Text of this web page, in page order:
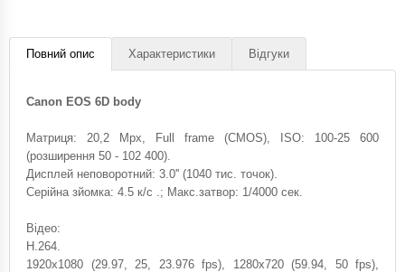
Повний опис Характеристики Відгуки
Canon EOS 6D body
Матриця: 20,2 Mpx, Full frame (CMOS), ISO: 100-25 600
(розширення 50 - 102 400).
Дисплей неповоротний: 3.0'' (1040 тис. точок).
Серійна зйомка: 4.5 к/с .; Макс.затвор: 1/4000 сек.
Відео:
H.264.
1920x1080 (29.97, 25, 23.976 fps), 1280x720 (59.94, 50 fps),